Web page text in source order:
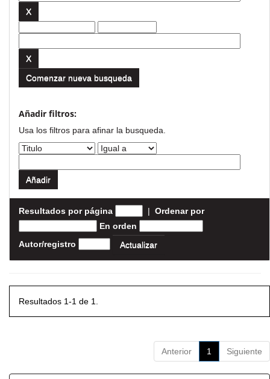
Comenzar nueva busqueda
Añadir filtros:
Usa los filtros para afinar la busqueda.
Resultados por página | Ordenar por
En orden
Autor/registro
Resultados 1-1 de 1.
Anterior 1 Siguiente